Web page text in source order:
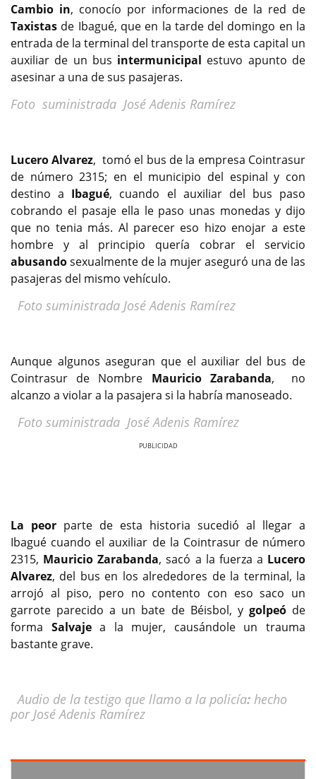
Cambio in, conocío por informaciones de la red de
Taxistas de Ibagué, que en la tarde del domingo en la
entrada de la terminal del transporte de esta capital un
auxiliar de un bus intermunicipal estuvo apunto de
asesinar a una de sus pasajeras.
Foto suministrada José Adenis Ramírez
Lucero Alvarez, tomó el bus de la empresa Cointrasur
de número 2315; en el municipio del espinal y con
destino a Ibagué, cuando el auxiliar del bus paso
cobrando el pasaje ella le paso unas monedas y dijo
que no tenia más. Al parecer eso hizo enojar a este
hombre y al principio quería cobrar el servicio
abusandosexualmente de la mujer aseguró una de las
pasajeras del mismo vehículo.
Foto suministrada José Adenis Ramírez
Aunque algunos aseguran que el auxiliar del bus de
Cointrasur de Nombre Mauricio Zarabanda, no
alcanzo a violar a la pasajera si la habría manoseado.
Foto suministrada José Adenis Ramírez
La peor parte de esta historia sucedió al llegar a
Ibagué cuando el auxiliar de la Cointrasur de número
2315, Mauricio Zarabanda, sacó a la fuerza a Lucero
Alvarez, del bus en los alrededores de la terminal, la
arrojó al piso, pero no contento con eso saco un
garrote parecido a un bate de Béisbol, y golpeóde
forma Salvajea la mujer, causándole un trauma
bastante grave.
Audio de la testigo que llamo a la policía: hecho
por José Adenis Ramírez